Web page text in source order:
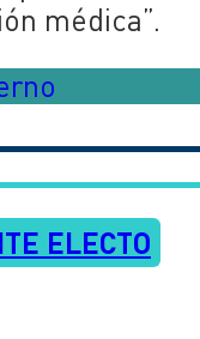
médica”.
ELECTO